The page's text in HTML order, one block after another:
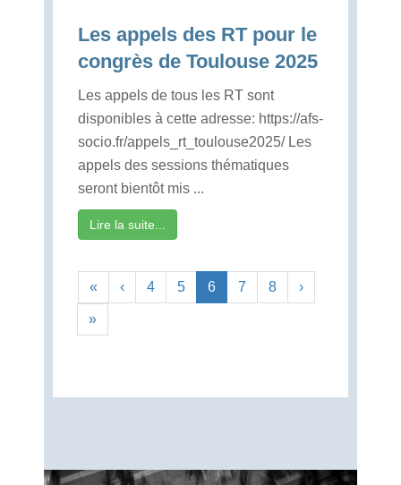
Les appels des RT pour le
congrès de Toulouse 2025
Les appels de tous les RT sont
disponibles à cette adresse: https://afs-
socio.fr/appels_rt_toulouse2025/ Les
appels des sessions thématiques
seront bientôt mis ...
Lire la suite...
« ‹ 4 5 6 7 8 ›
»